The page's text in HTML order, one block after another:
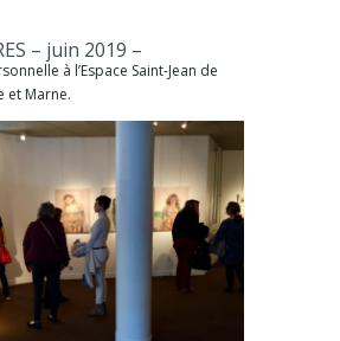
– juin 2019 –
à l’Espace Saint-Jean de
et Marne.